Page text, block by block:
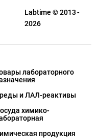
Labtime © 2013 -
2026
лабораторного
и ЛАЛ-реактивы
химико-
продукция